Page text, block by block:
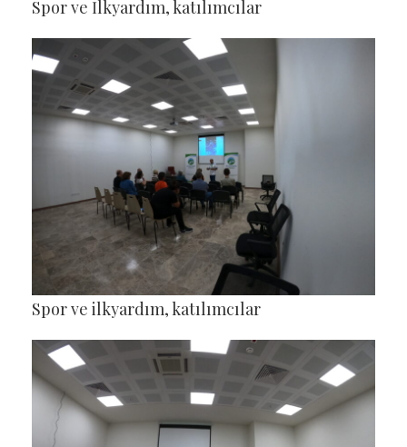
Spor ve İlkyardım, katılımcılar
Spor ve ilkyardım, katılımcılar